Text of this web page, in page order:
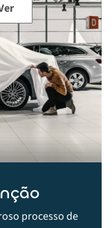
processo de